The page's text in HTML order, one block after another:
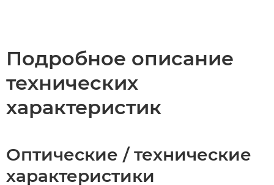
Подробное описание
технических
характеристик
Оптические / технические
характеристики